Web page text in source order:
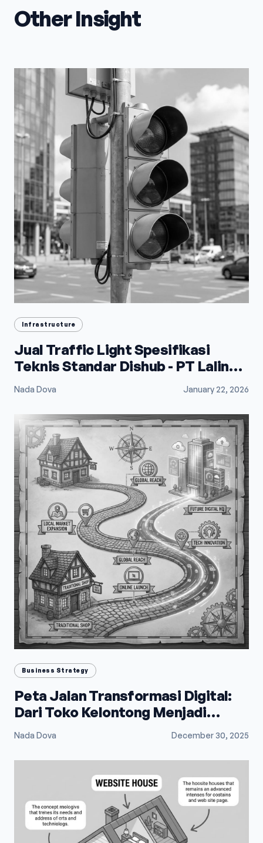
Other Insight
Infrastructure
Jual Traffic Light Spesifikasi
Teknis Standar Dishub - PT Lalindo
Mega Utama
Nada Dova January 22, 2026
Business Strategy
Peta Jalan Transformasi Digital:
Dari Toko Kelontong Menjadi
Raksasa E-Commerce
Nada Dova December 30, 2025